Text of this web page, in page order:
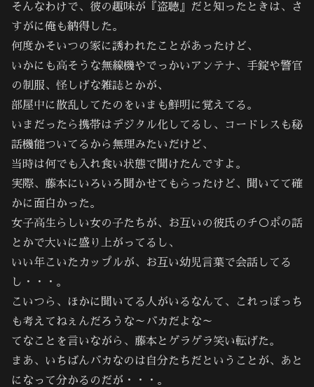
そんなわけで、彼の趣味が『盗聴』だと知ったときは、さ
すがに俺も納得した。
何度かそいつの家に誘われたことがあったけど、
いかにも高そうな無線機やでっかいアンテナ、手錠や警官
の制服、怪しげな雑誌とかが、
部屋中に散乱してたのをいまも鮮明に覚えてる。
いまだったら携帯はデジタル化してるし、コードレスも秘
話機能ついてるから無理みたいだけど、
当時は何でも入れ食い状態で聞けたんですよ。
実際、藤本にいろいろ聞かせてもらったけど、聞いてて確
かに面白かった。
女子高生らしい女の子たちが、お互いの彼氏のチ○ポの話
とかで大いに盛り上がってるし、
いい年こいたカップルが、お互い幼児言葉で会話してる
し・・・。
こいつら、ほかに聞いてる人がいるなんて、これっぽっち
も考えてねぇんだろうな～バカだよな～
てなことを言いながら、藤本とゲラゲラ笑い転げた。
まあ、いちばんバカなのは自分たちだということが、あと
になって分かるのだが・・・。